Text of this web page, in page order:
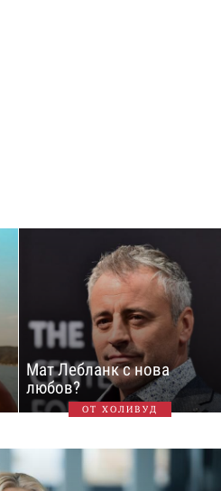
Мат Лебланк с нова
любов?
ОТ ХОЛИВУД